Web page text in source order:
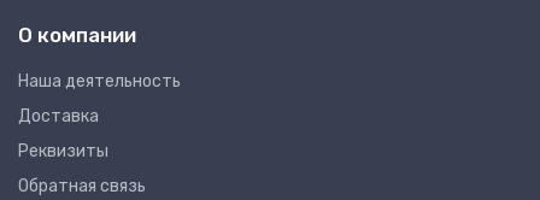
О компании
Наша деятельность
Доставка
Реквизиты
Обратная связь